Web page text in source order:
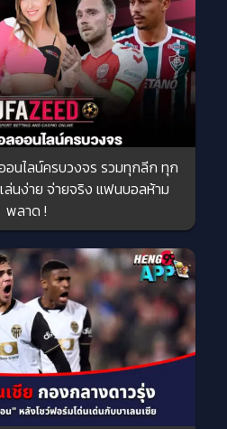
นไลน์ครบวงจร รวมทุกลีก ทุก
นง่าย จ่ายจริง แฟนบอลห้าม
พลาด !